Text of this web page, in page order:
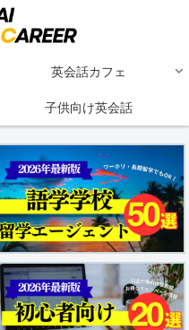
英会話カフェ
子供向け英会話